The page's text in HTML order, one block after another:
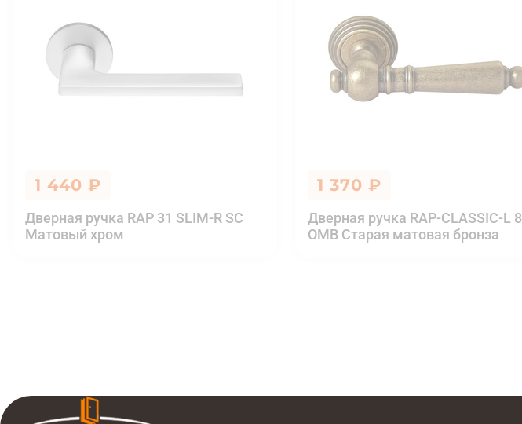
1 440 ₽
Дверная ручка RAP 31 SLIM-R SC
Матовый хром
1 370 ₽
Дверная ручка RAP-CLASSIC-L 8
OMB Старая матовая бронза